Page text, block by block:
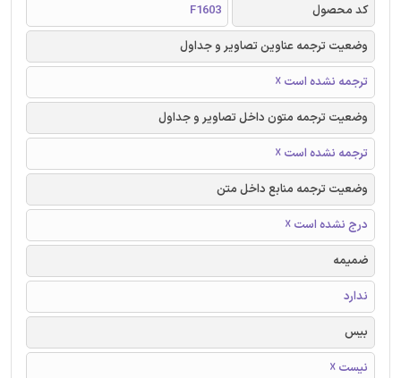
کد محصول
F1603
وضعیت ترجمه عناوین تصاویر و جداول
ترجمه نشده است ☓
وضعیت ترجمه متون داخل تصاویر و جداول
ترجمه نشده است ☓
وضعیت ترجمه منابع داخل متن
درج نشده است ☓
ضمیمه
ندارد
بیس
نیست ☓